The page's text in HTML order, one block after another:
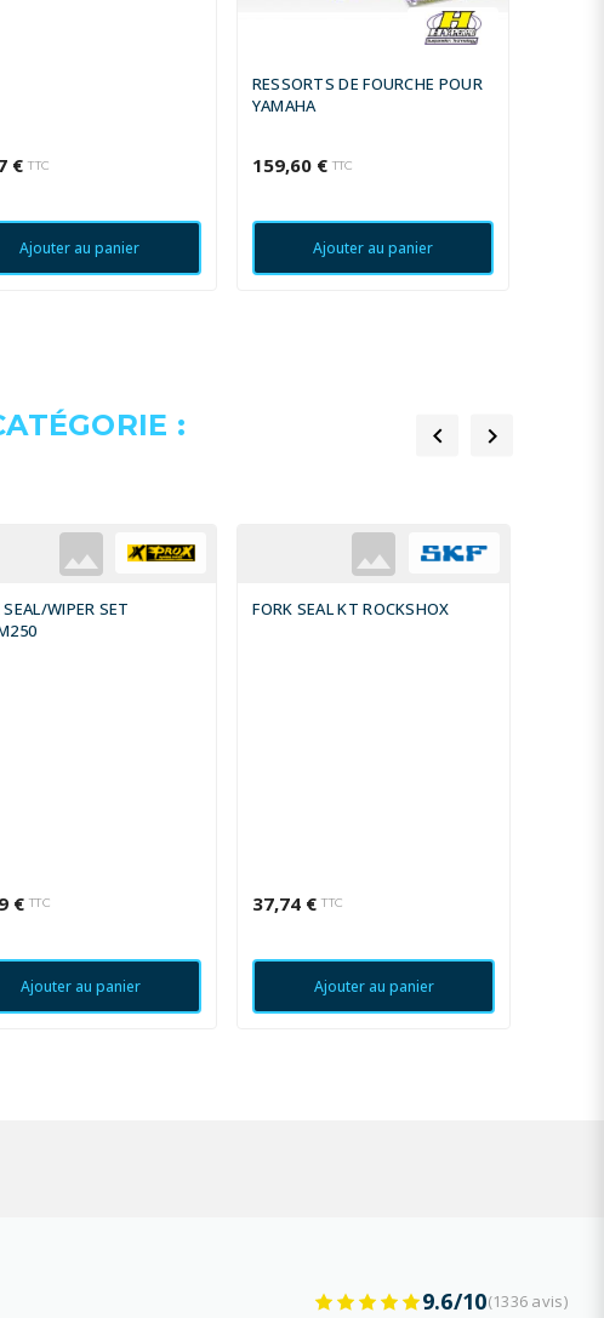
€ TTC
Ajouter au panier
RESSORTS DE FOURCHE POUR
YAMAHA
159,60 € TTC
Ajouter au panier
:  
SEAL/WIPER SET
€ TTC
Ajouter au panier
FORK SEAL KT ROCKSHOX
37,74 € TTC
Ajouter au panier
9.6/10(1336 avis)